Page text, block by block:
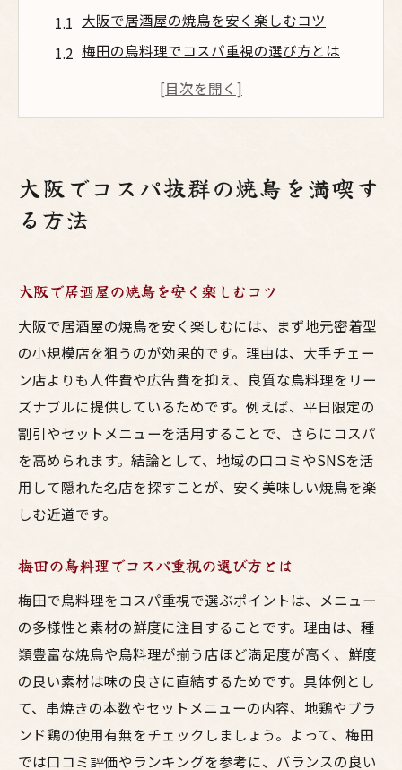
大阪で居酒屋の焼鳥を安く楽しむコツ
梅田の鳥料理でコスパ重視の選び方とは
焼鳥大阪ランキングから選ぶ満足店の特徴
梅田の鳥料理が楽しめる居酒屋選びの極意
梅田で人気の鳥料理居酒屋の特徴とは
居酒屋で味わう焼鳥の美味しい食べ方指南
コスパ最強の梅田焼鳥スポット活用術
大阪の有名居酒屋で体験する鳥料理の極み
老舗居酒屋と新店の焼鳥比較ポイント
美味しい焼鳥を大阪で味わいたい方必見
大阪の焼鳥百名店で味わう極上体験
居酒屋選びで失敗しない梅田焼鳥の魅力
コスパに優れた大阪の鳥料理店の選び方
高級焼き鳥大阪で楽しむ特別なひととき
大阪の老舗居酒屋で感じる伝統の味
コスパ最強の大阪焼鳥スポット徹底ガイド
大阪でコスパ重視の焼鳥居酒屋を探す方法
梅田の焼鳥人気店はコスパも味も抜群
居酒屋梅田で注目の鳥料理メニュー紹介
ランキングで選ぶ大阪焼鳥店の魅力徹底解
大阪でコスパ抜群の焼鳥を満喫す
る方法
大阪で居酒屋の焼鳥を安く楽しむコツ
大阪で居酒屋の焼鳥を安く楽しむには、まず地元密着型
の小規模店を狙うのが効果的です。理由は、大手チェー
ン店よりも人件費や広告費を抑え、良質な鳥料理をリー
ズナブルに提供しているためです。例えば、平日限定の
割引やセットメニューを活用することで、さらにコスパ
を高められます。結論として、地域の口コミやSNSを活
用して隠れた名店を探すことが、安く美味しい焼鳥を楽
しむ近道です。
梅田の鳥料理でコスパ重視の選び方とは
梅田で鳥料理をコスパ重視で選ぶポイントは、メニュー
の多様性と素材の鮮度に注目することです。理由は、種
類豊富な焼鳥や鳥料理が揃う店ほど満足度が高く、鮮度
の良い素材は味の良さに直結するためです。具体例とし
て、串焼きの本数やセットメニューの内容、地鶏やブラ
ンド鶏の使用有無をチェックしましょう。よって、梅田
では口コミ評価やランキングを参考に、バランスの良い